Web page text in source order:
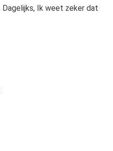
Dagelijks, Ik weet zeker dat